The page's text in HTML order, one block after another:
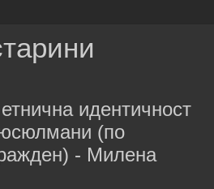
идентичност
(по
- Милена